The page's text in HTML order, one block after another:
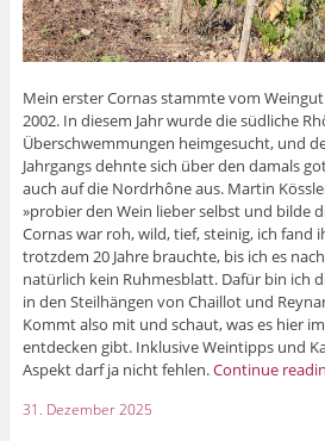
Mein erster Cornas stammte vom Weingut
2002. In diesem Jahr wurde die südliche
Überschwemmungen heimgesucht, und
Jahrgangs dehnte sich über den damals
auch auf die Nordrhône aus. Martin
»probier den Wein lieber selbst und bilde
Cornas war roh, wild, tief, steinig, ich fand
trotzdem 20 Jahre brauchte, bis ich es
natürlich kein Ruhmesblatt. Dafür bin ich
in den Steilhängen von Chaillot und
Kommt also mit und schaut, was es hier
entdecken gibt. Inklusive Weintipps und
Aspekt darf ja nicht fehlen.Continue
31. Dezember 2025